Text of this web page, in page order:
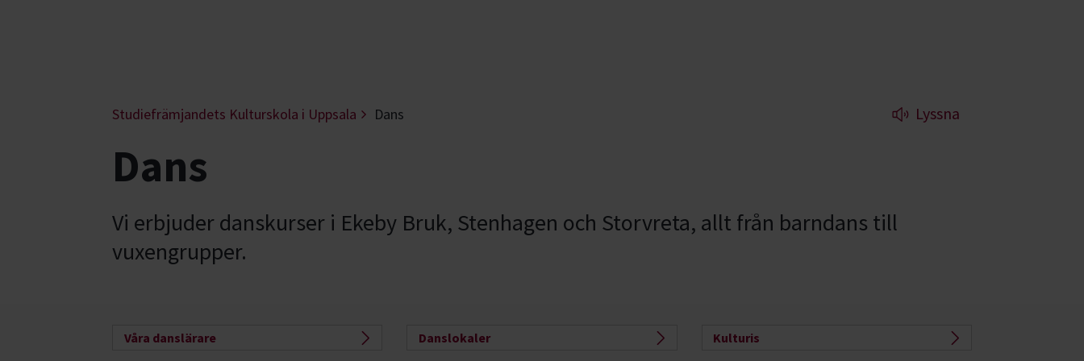
Studiefrämjandets Kulturskola i Uppsala Dans Lyssna
Dans
Vi erbjuder danskurser i Ekeby Bruk, Stenhagen och Storvreta, allt från barndans till
vuxengrupper.
Våra danslärare Danslokaler Kulturis